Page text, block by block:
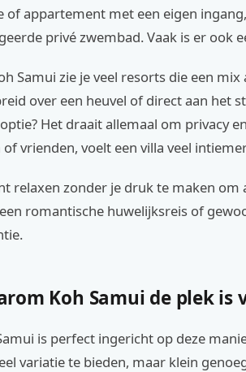
of appartement met een eigen
privé zwembad. Vaak is er ook
Samui zie je veel resorts die een
over een heuvel of direct aan het
Het draait allemaal om privacy
of vrienden, voelt een villa veel
relaxen zonder je druk te maken
romantische huwelijksreis of
Koh Samui de plek is
is perfect ingericht op deze
variatie te bieden, maar klein